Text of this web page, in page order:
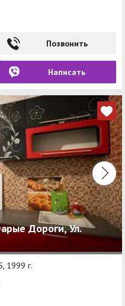
Позвонить
Написать
Дороги, Ул.
1999 г.